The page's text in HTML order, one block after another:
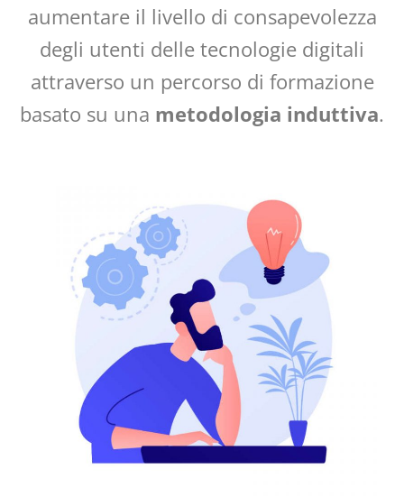
aumentare il livello di consapevolezza
degli utenti delle tecnologie digitali
attraverso un percorso di formazione
basato su una metodologia induttiva.